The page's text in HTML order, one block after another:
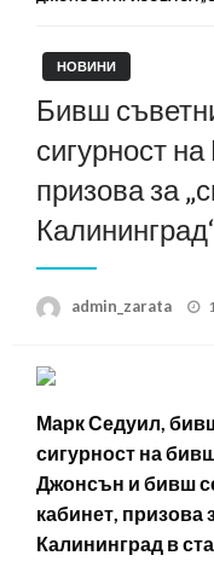
НОВИНИ
Бивш
сигурност
призова за
admin_zarata
Марк Седуил,
сигурност на
Джонсън и бивш
кабинет, призова
Калининград в